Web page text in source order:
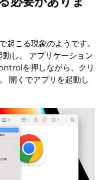
起こる現象のようです。
し、 アプリケーション
を押しながら、クリ
開くでアプリを起動し